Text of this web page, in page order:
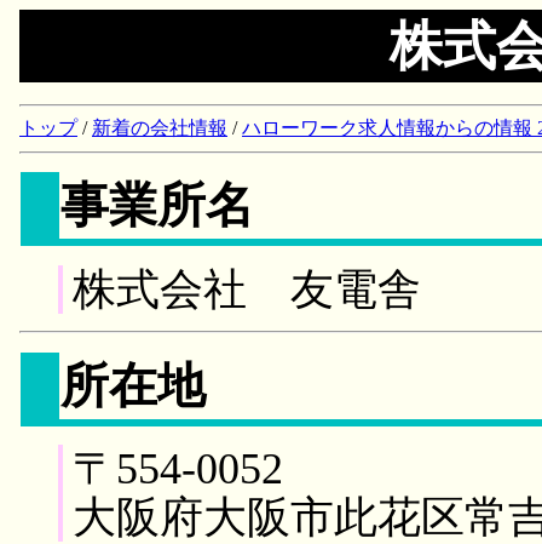
株式
トップ/ 新着の会社情報 /ハローワーク求人情報からの情報
事業所名
株式会社 友電舎
所在地
〒554-0052
大阪府大阪市此花区常